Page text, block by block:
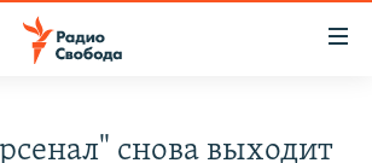
снова выходит